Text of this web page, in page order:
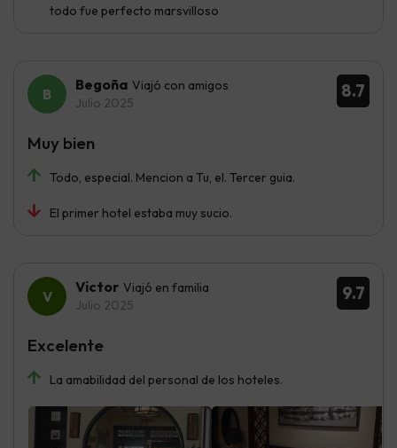
todo fue perfecto marsvilloso
8.7
Begoña Viajó con amigos
Julio 2025
Todo, especial. Mencion a Tu, el. Tercer guia.
El primer hotel estaba muy sucio.
Muy bien
9.7
Victor Viajó en familia
Julio 2025
La amabilidad del personal de los hoteles.
Excelente